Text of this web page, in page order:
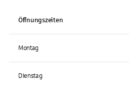
Öffnungszeiten
Montag
Dienstag